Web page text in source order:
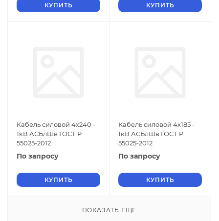
КУПИТЬ КУПИТЬ
Кабель силовой 4х240 -
1кВ АСБлШв ГОСТ Р
55025-2012
По запросу
КУПИТЬ
Кабель силовой 4х185 -
1кВ АСБлШв ГОСТ Р
55025-2012
По запросу
КУПИТЬ
ПОКАЗАТЬ ЕЩЕ